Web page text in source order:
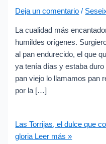
Deja un comentario /
La cualidad más
humildes orígenes.
al pan endurecido, el que
ya tenía días y estaba
pan viejo lo llamamos pan
por la […]
Las Torrijas, el dulce que
gloria Leer más »